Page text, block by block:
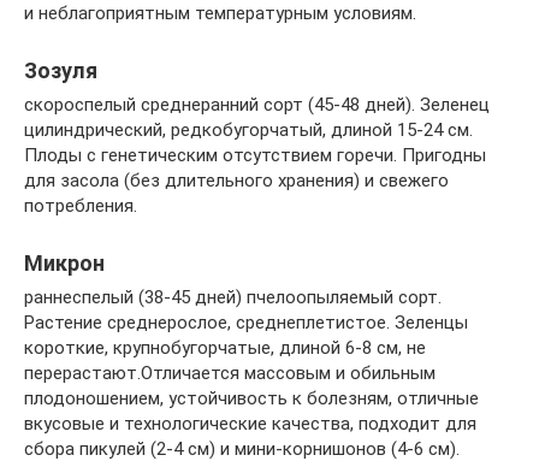
и неблагоприятным температурным условиям.
Зозуля
скороспелый среднеранний сорт (45-48 дней). Зеленец
цилиндрический, редкобугорчатый, длиной 15-24 см.
Плоды с генетическим отсутствием горечи. Пригодны
для засола (без длительного хранения) и свежего
потребления.
Микрон
раннеспелый (38-45 дней) пчелоопыляемый сорт.
Растение среднерослое, среднеплетистое. Зеленцы
короткие, крупнобугорчатые, длиной 6-8 см, не
перерастают.Отличается массовым и обильным
плодоношением, устойчивость к болезням, отличные
вкусовые и технологические качества, подходит для
сбора пикулей (2-4 см) и мини-корнишонов (4-6 см).